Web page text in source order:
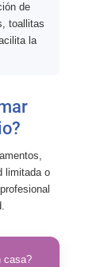
de
toallitas
la
limitada o
casa?